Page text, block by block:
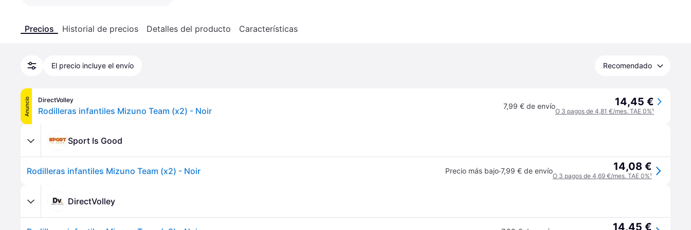
Precios Historial de precios Detalles del producto Características
El precio incluye el envío Recomendado
Anuncio DirectVolley
Rodilleras infantiles Mizuno Team (x2) - Noir 7,99 € de envío 14,45 €
O 3 pagos de 4,81 €/mes. TAE 0%¹
Sport Is Good
Rodilleras infantiles Mizuno Team (x2) - Noir Precio más bajo·7,99 € de envío 14,08 €
O 3 pagos de 4,69 €/mes. TAE 0%¹
DirectVolley
14,45 €